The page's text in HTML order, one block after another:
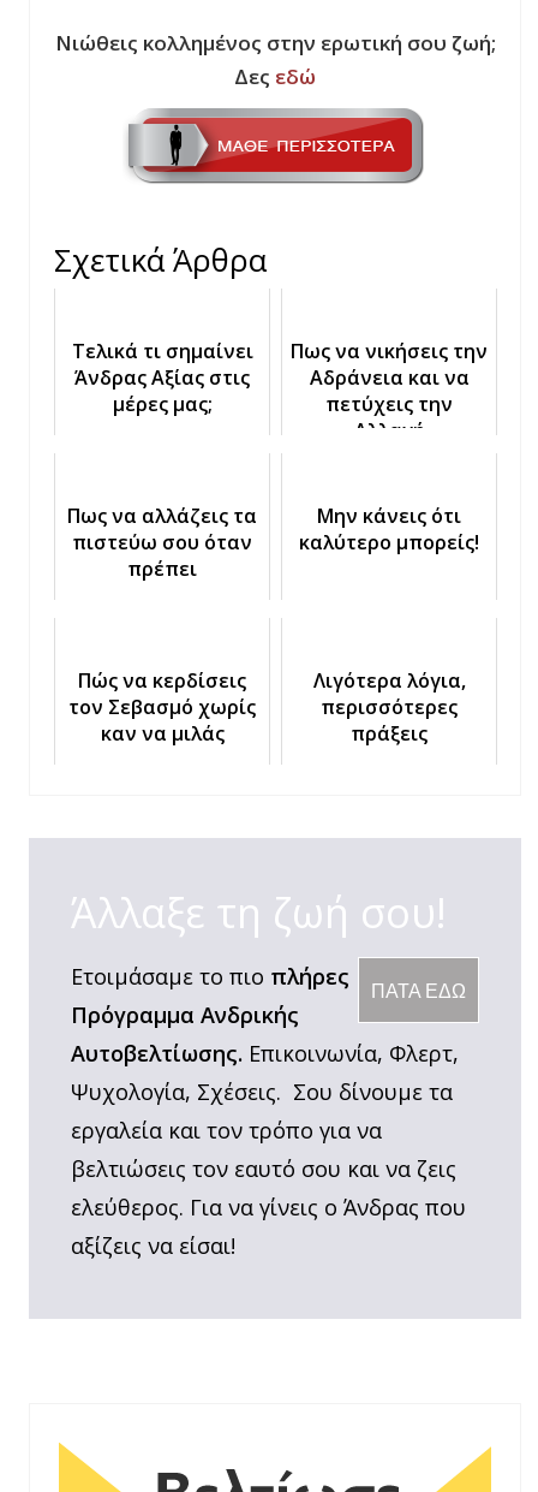
Νιώθεις κολλημένος στην ερωτική σου ζωή;
Δες εδώ
Σχετικά Άρθρα
Τελικά τι σημαίνει
Άνδρας Αξίας στις
μέρες μας;
Πως να νικήσεις την
Αδράνεια και να
πετύχεις την
Αλλαγή
Πως να αλλάζεις τα
πιστεύω σου όταν
πρέπει
Μην κάνεις ότι
καλύτερο μπορείς!
Πώς να κερδίσεις
τον Σεβασμό χωρίς
καν να μιλάς
Λιγότερα λόγια,
περισσότερες
πράξεις
Άλλαξε τη ζωή σου!
ΠΑΤΑ ΕΔΩ
Ετοιμάσαμε το πιο πλήρες
Πρόγραμμα Ανδρικής
Αυτοβελτίωσης. Επικοινωνία, Φλερτ,
Ψυχολογία, Σχέσεις. Σου δίνουμε τα
εργαλεία και τον τρόπο για να
βελτιώσεις τον εαυτό σου και να ζεις
ελεύθερος. Για να γίνεις ο Άνδρας που
αξίζεις να είσαι!